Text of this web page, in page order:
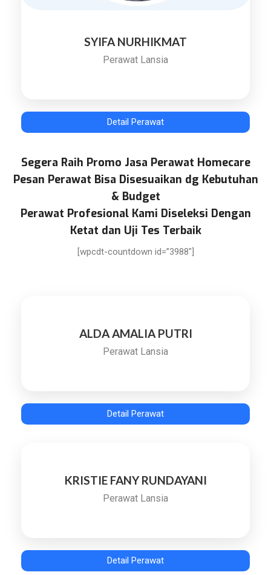
SYIFA NURHIKMAT
Perawat Lansia
Detail Perawat
Segera Raih Promo Jasa Perawat Homecare
Pesan Perawat Bisa Disesuaikan dg Kebutuhan
& Budget
Perawat Profesional Kami Diseleksi Dengan
Ketat dan Uji Tes Terbaik
[wpcdt-countdown id=”3988″]
ALDA AMALIA PUTRI
Perawat Lansia
Detail Perawat
KRISTIE FANY RUNDAYANI
Perawat Lansia
Detail Perawat